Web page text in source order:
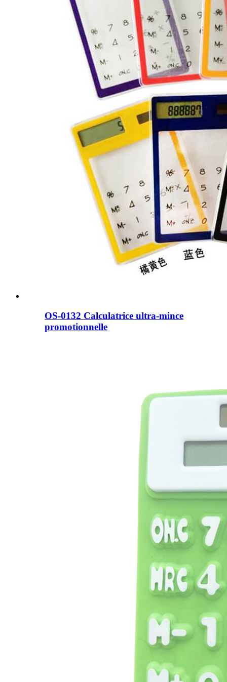
OS-0132 Calculatrice ultra-mince
promotionnelle